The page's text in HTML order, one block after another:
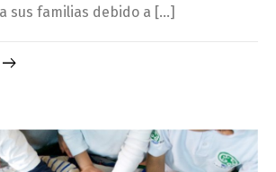
sus familias debido a […]